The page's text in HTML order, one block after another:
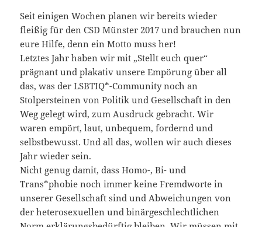
Seit einigen Wochen planen wir bereits wieder
fleißig für den CSD Münster 2017 und brauchen nun
eure Hilfe, denn ein Motto muss her!
Letztes Jahr haben wir mit „Stellt euch quer“
prägnant und plakativ unsere Empörung über all
das, was der LSBTIQ*-Community noch an
Stolpersteinen von Politik und Gesellschaft in den
Weg gelegt wird, zum Ausdruck gebracht. Wir
waren empört, laut, unbequem, fordernd und
selbstbewusst. Und all das, wollen wir auch dieses
Jahr wieder sein.
Nicht genug damit, dass Homo-, Bi- und
Trans*phobie noch immer keine Fremdworte in
unserer Gesellschaft sind und Abweichungen von
der heterosexuellen und binärgeschlechtlichen